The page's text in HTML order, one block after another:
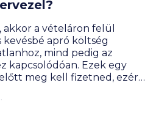
akkor a vételáron felül
kevésbé apró költség
mind pedig az
kapcsolódóan. Ezek egy
meg kell fizetned, ezért